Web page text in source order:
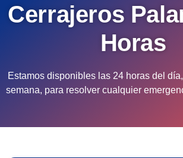
Cerrajeros
Horas
Estamos disponibles las 24 horas del
semana, para resolver cualquier